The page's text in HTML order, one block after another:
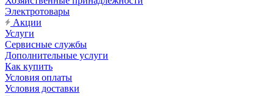
Электротовары
Акции
Услуги
Сервисные службы
Дополнительные услуги
Как купить
Условия оплаты
Условия доставки